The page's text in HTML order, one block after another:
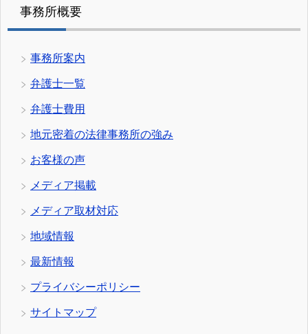
事務所概要
事務所案内
弁護士一覧
弁護士費用
地元密着の法律事務所の強み
お客様の声
メディア掲載
メディア取材対応
地域情報
最新情報
プライバシーポリシー
サイトマップ